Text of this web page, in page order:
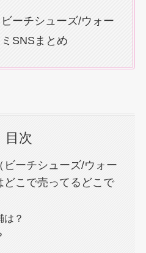
ーチシューズ/ウォー
SNSまとめ
目次
ビーチシューズ/ウォー
どこで売ってるどこで
は？